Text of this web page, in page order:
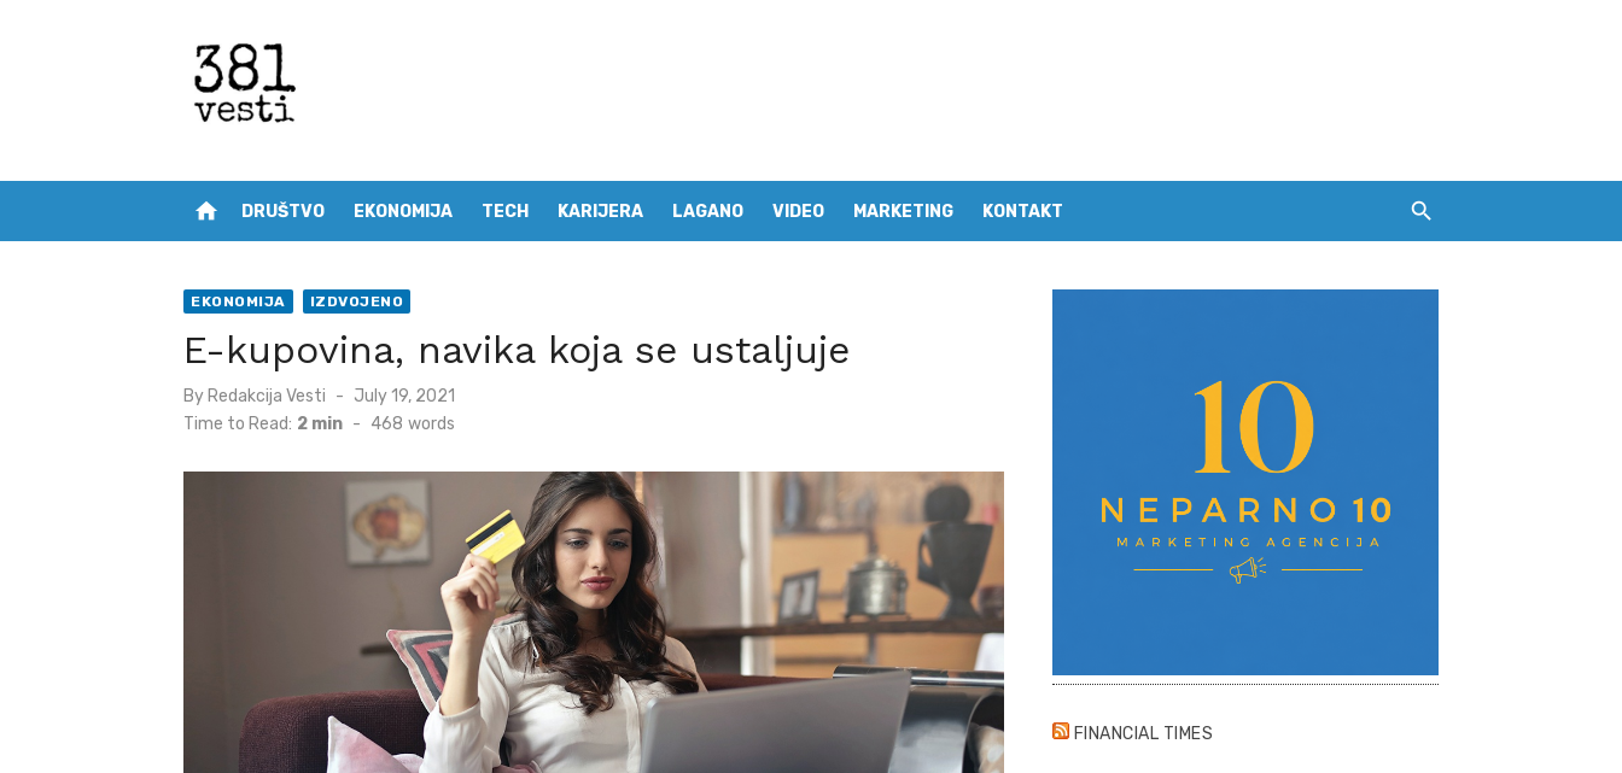
home DRUŠTVO EKONOMIJA TECH KARIJERA LAGANO VIDEO MARKETING KONTAKT
EKONOMIJA IZDVOJENO
E-kupovina, navika koja se ustaljuje
By Redakcija Vesti
Posted
July 19, 2021
Time to Read: 2 min - 468 words
FINANCIAL TIMES